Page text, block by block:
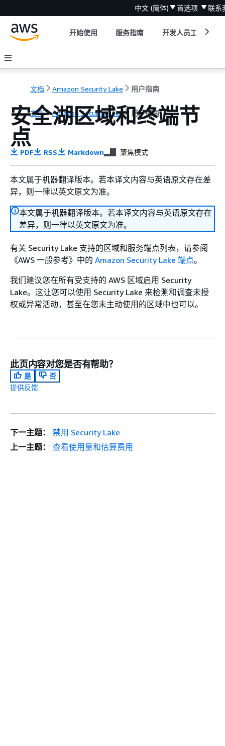
中文 (简体) 首选项 联系
开始使用 服务指南 开发人员工具
文档 Amazon Security Lake 用户指南
文档 Amazon Security Lake 用户指南
安全湖区域和终端节
点
PDF RSS Markdown 聚焦模式
本文属于机器翻译版本。若本译文内容与英语原文存在差
异，则一律以英文原文为准。
本文属于机器翻译版本。若本译文内容与英语原文存在
差异，则一律以英文原文为准。
有关 Security Lake 支持的区域和服务端点列表，请参阅
《AWS 一般参考》 中的 Amazon Security Lake 端点。
我们建议您在所有受支持的 AWS 区域启用 Security
Lake。这让您可以使用 Security Lake 来检测和调查未授
权或异常活动，甚至在您未主动使用的区域中也可以。
此页内容对您是否有帮助？
是
否
提供反馈
下一主题：
禁用 Security Lake
上一主题：
查看使用量和估算费用